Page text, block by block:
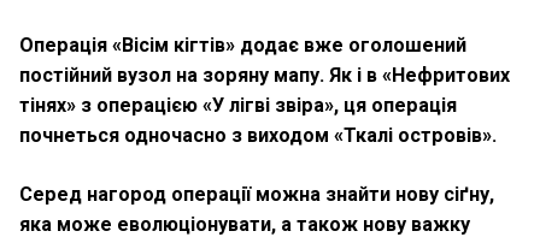
Операція «Вісім кігтів» додає вже оголошений
постійний вузол на зоряну мапу. Як і в «Нефритових
тінях» з операцією «У лігві звіра», ця операція
почнеться одночасно з виходом «Ткалі островів».
Серед нагород операції можна знайти нову сіґну,
яка може еволюціонувати, а також нову важку